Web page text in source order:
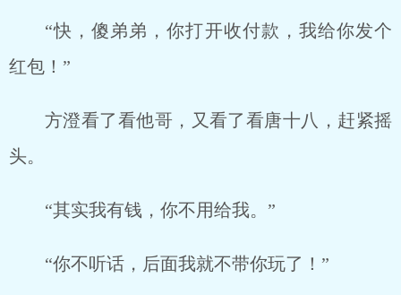
“快，傻弟弟，你打开收付款，我给你发个
红包！”
方澄看了看他哥，又看了看唐十八，赶紧摇
头。
“其实我有钱，你不用给我。”
“你不听话，后面我就不带你玩了！”